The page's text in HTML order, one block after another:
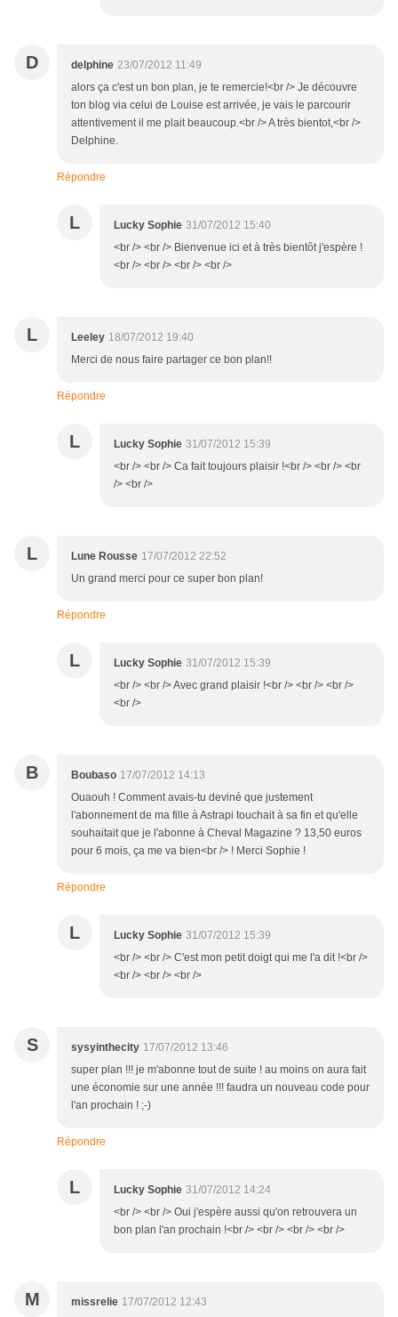
D delphine 23/07/2012 11:49
alors ça c'est un bon plan, je te remercie!<br /> Je découvre
ton blog via celui de Louise est arrivée, je vais le parcourir
attentivement il me plait beaucoup.<br /> A très bientot,<br />
Delphine.
Répondre
L Lucky Sophie 31/07/2012 15:40
<br /> <br /> Bienvenue ici et à très bientôt j'espère !
<br /> <br /> <br /> <br />
L Leeley 18/07/2012 19:40
Merci de nous faire partager ce bon plan!!
Répondre
L Lucky Sophie 31/07/2012 15:39
<br /> <br /> Ca fait toujours plaisir !<br /> <br /> <br
/> <br />
L Lune Rousse 17/07/2012 22:52
Un grand merci pour ce super bon plan!
Répondre
L Lucky Sophie 31/07/2012 15:39
<br /> <br /> Avec grand plaisir !<br /> <br /> <br />
<br />
B Boubaso 17/07/2012 14:13
Ouaouh ! Comment avais-tu deviné que justement
l'abonnement de ma fille à Astrapi touchait à sa fin et qu'elle
souhaitait que je l'abonne à Cheval Magazine ? 13,50 euros
pour 6 mois, ça me va bien<br /> ! Merci Sophie !
Répondre
L Lucky Sophie 31/07/2012 15:39
<br /> <br /> C'est mon petit doigt qui me l'a dit !<br />
<br /> <br /> <br />
S sysyinthecity 17/07/2012 13:46
super plan !!! je m'abonne tout de suite ! au moins on aura fait
une économie sur une année !!! faudra un nouveau code pour
l'an prochain ! ;-)
Répondre
L Lucky Sophie 31/07/2012 14:24
<br /> <br /> Oui j'espère aussi qu'on retrouvera un
bon plan l'an prochain !<br /> <br /> <br /> <br />
M missrelie 17/07/2012 12:43